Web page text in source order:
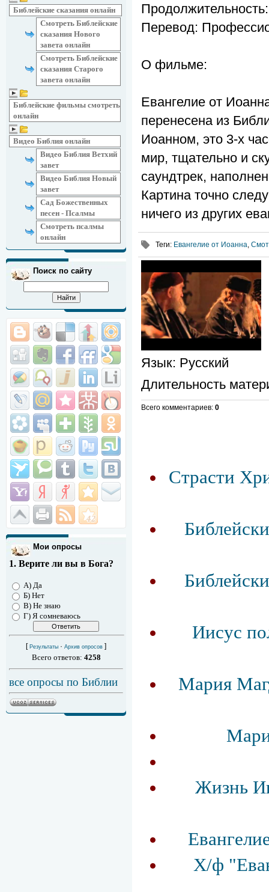
Библейские сказания онлайн
Смотреть Библейские
сказания Нового
завета онлайн
Смотреть Библейские
сказания Старого
завета онлайн
Библейские фильмы смотреть
онлайн
Видео Библия онлайн
Видео Библия Ветхий
завет
Видео Библия Новый
завет
Сад Божественных
песен - Псалмы
Смотреть псалмы
онлайн
Поиск по сайту
Мои опросы
1. Верите ли вы в Бога?
А) Да
Б) Нет
В) Не знаю
Г) Я сомневаюсь
[ Результаты · Архив опросов ]
Всего ответов: 4258
все опросы по Библии
Перевод:
О фильме:
Евангелие от
перенесена из
Иоанном, это 3-х
мир, тщательно и
саундтрек,
Картина точно
ничего из других
Теги: Евангелие от Иоанна
Язык: Русский
Длительность
Всего комментариев: 0
Страсти
Иисус
Мария
Жизнь
Х/ф